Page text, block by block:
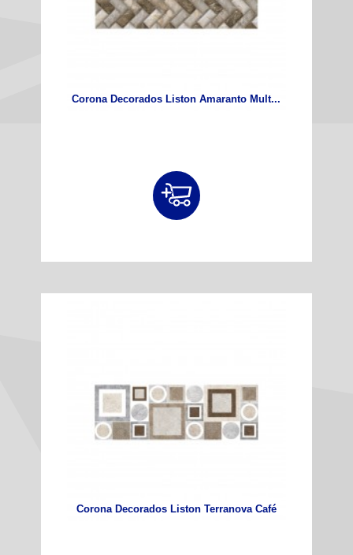
Corona Decorados Liston Amaranto Mult...
Corona Decorados Liston Terranova Café